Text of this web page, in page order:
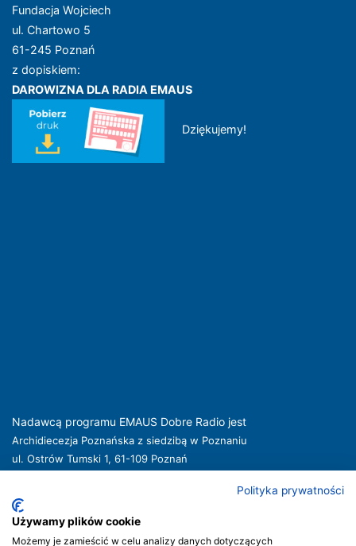
Fundacja Wojciech
ul. Chartowo 5
61-245 Poznań
z dopiskiem:
DAROWIZNA DLA RADIA EMAUS
Dziękujemy!
Nadawcą programu EMAUS Dobre Radio jest
Archidiecezja Poznańska z siedzibą w Poznaniu
ul. Ostrów Tumski 1, 61-109 Poznań
Nadawca oferuje usługi medialne obejmujące rozpowszechnianie programu
radiowego pod nazwą EMAUS Dobre Radio oraz prowadzenie portalu
Polityka prywatności
Używamy plików cookie
Możemy je zamieścić w celu analizy danych dotyczących